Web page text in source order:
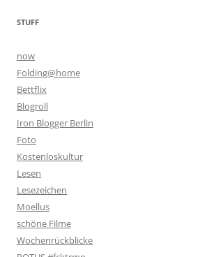
STUFF
now
Folding@home
Bettflix
Blogroll
Iron Blogger Berlin
Foto
Kostenloskultur
Lesen
Lesezeichen
Moellus
schöne Filme
Wochenrückblicke